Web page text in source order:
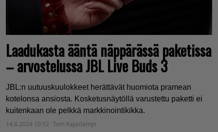
Laadukasta ääntä näppärässä paketissa
– arvostelussa JBL Live Buds 3
JBL:n uutuuskuulokkeet herättävät huomiota pramean
kotelonsa ansiosta. Kosketusnäytöllä varustettu paketti ei
kuitenkaan ole pelkkä markkinointikikka.
14.8.2024 10:52 Tom Kajaslampi